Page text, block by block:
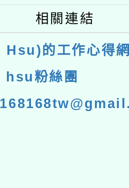
相關連結
的工作心得
粉絲團